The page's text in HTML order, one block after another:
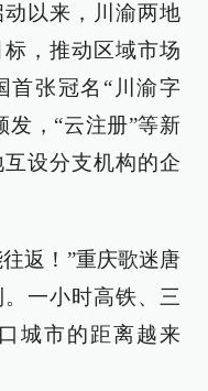
以来，川渝两地
，推动区域市场
首张冠名“川渝字
发，“云注册”等新
设分支机构的企
返！”重庆歌迷唐
一小时高铁、三
城市的距离越来